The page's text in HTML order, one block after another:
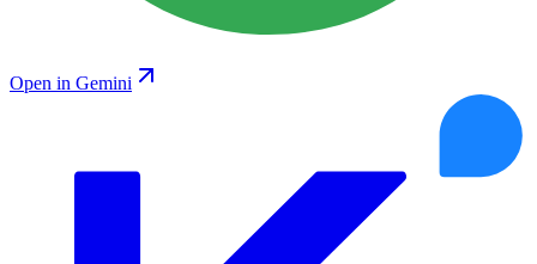
Open in Gemini